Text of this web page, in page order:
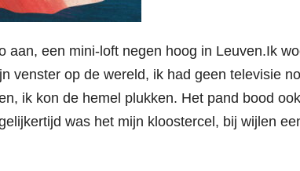
aan, een mini-loft negen hoog in Leuven.Ik
venster op de wereld, ik had geen televisie
ik kon de hemel plukken. Het pand bood
was het mijn kloostercel, bij wijlen